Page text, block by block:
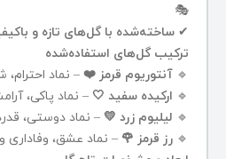
🎭
✔ ساخته‌شده با گل‌های تازه و
ترکیب گل‌های استفاده‌شده
🔹 آنتوریوم قرمز ❤️ – نماد
🔹 ارکیده سفید 🤍 – نماد پاکی،
🔹 لیلیوم زرد 💛 – نماد دوستی،
🔹 رز قرمز 🌹 – نماد عشق، وفاداری